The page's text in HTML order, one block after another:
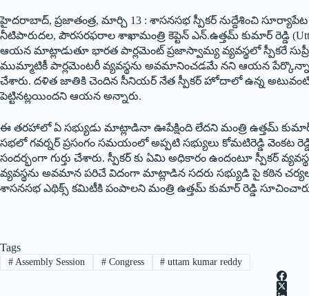
హైదరాబాద్, ప్రజాతంత్ర, మార్చి 13 : శాసనసభ స్పీకర్ నుద్దేశించి
నీటిపారుదల, పౌరసరఫరాల శాఖామంత్రి కెప్టెన్ ఎన్.ఉత్తమ్ కుమార్ రెడ్డి
ఆయన మాట్లాడుతూ భారత పార్లమెంట్ ప్రజాస్వామ్య వ్యవస్థలో స్పీకరే
ముమ్మాటికీ పార్లమెంటరీ వ్యవస్థను అవమానించడమే నని ఆయన పేర్కొన్నారు
చేశారు. దళిత జాతికి చెందిన సీనియర్ నేత స్పీకర్ హోదాలో ఉన్న
పెట్టినట్లయిందని ఆయన అన్నారు.
ఈ తరహాలో ఏ సభ్యుడు మాట్లాడినా ఊపేక్షింది లేదని మంత్రి ఉత్తమ్
సభలో గవర్నర్ ప్రసంగం సమయంలో అప్పటి సభ్యులు కోమటిరెడ్డి వెంకట
సందర్భంగా గుర్తు చేశారు. స్పీకర్ కు ఏమి అధికారం ఉందంటూ స్పీకర్
వ్యవస్థను అవమాన పరిచే విదంగా మాట్లాడిన సదరు సభ్యుడి పై కఠిన
శాసనసభ ఎథిక్స్ కమిటీకి పంపాలని మంత్రి ఉత్తమ్ కుమార్ రెడ్డి
Tags
#Assembly Session #Congress # uttam kumar reddy